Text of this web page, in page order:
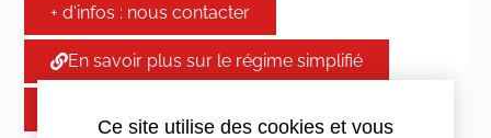
+ d'infos : nous contacter
En savoir plus sur le régime simplifié
Ce site utilise des cookies et vous